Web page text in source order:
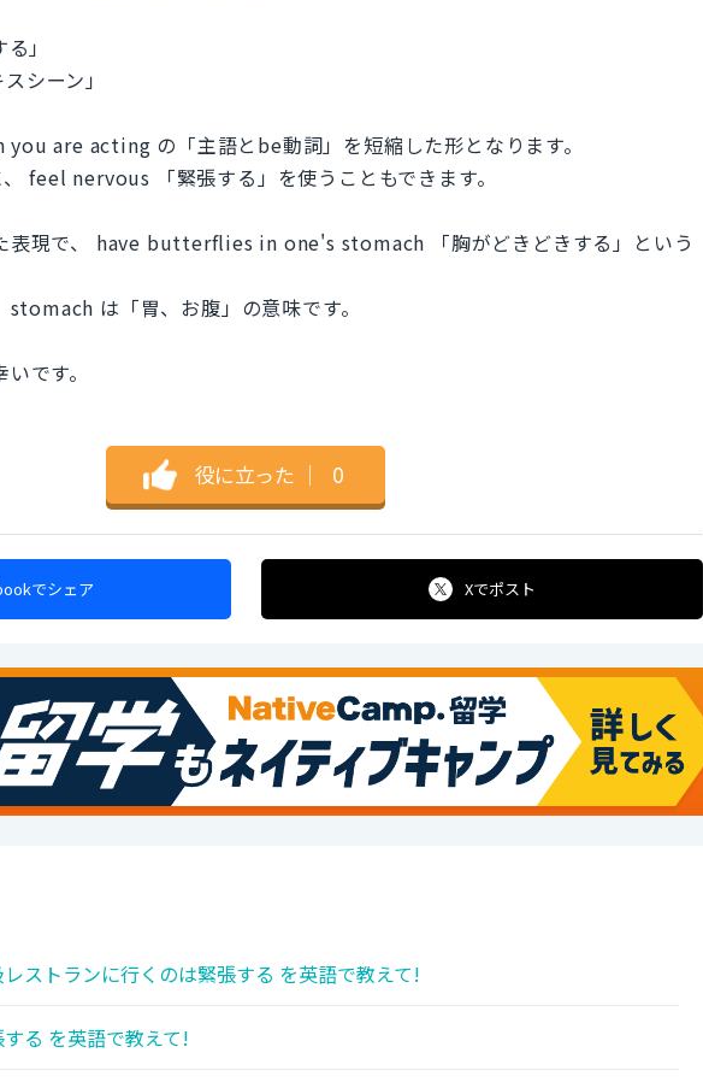
」
シーン」
are acting の「主語とbe動詞」を短縮した形となります。
feel nervous 「緊張する」を使うこともできます。
表現で、 have butterflies in one's stomach 「胸がどきどきする」という
は「胃、お腹」の意味です。
です。
役に立った ｜ 0
でシェア Xでポスト
ストランに行くのは緊張する を英語で教えて!
る を英語で教えて!